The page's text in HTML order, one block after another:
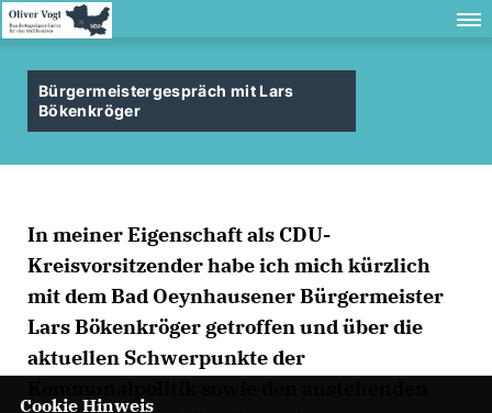
Bürgermeistergespräch mit Lars
Bökenkröger
In meiner Eigenschaft als CDU-
Kreisvorsitzender habe ich mich kürzlich
mit dem Bad Oeynhausener Bürgermeister
Lars Bökenkröger getroffen und über die
aktuellen Schwerpunkte der
Cookie Hinweis